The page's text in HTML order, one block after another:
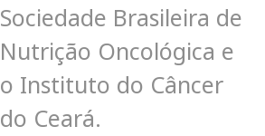
Sociedade Brasileira de
Nutrição Oncológica e
o Instituto do Câncer
do Ceará.